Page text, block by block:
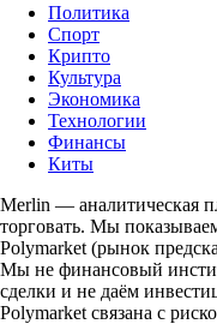
Политика
Спорт
Крипто
Культура
Экономика
Технологии
Финансы
Киты
Merlin — аналитическая
торговать. Мы
Polymarket (рынок
Мы не финансовый
сделки и не даём
Polymarket связана с